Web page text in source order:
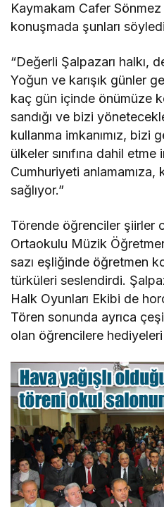
Kaymakam Cafer Sönmez
konuşmada şunları
“Değerli Şalpazarı halkı,
Yoğun ve karışık günler
kaç gün içinde önümüze
sandığı ve bizi
kullanma imkanımız, bizi
ülkeler sınıfına dahil etme
Cumhuriyeti anlamamıza,
sağlıyor.”
Törende öğrenciler şiirler
Ortaokulu Müzik
sazı eşliğinde öğretmen
türküleri seslendirdi.
Halk Oyunları Ekibi de
Tören sonunda ayrıca
olan öğrencilere